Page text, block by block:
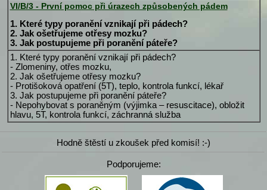
VI/B/3 - První pomoc při úrazech způsobených pádem
1. Které typy poranění vznikají při pádech?
2. Jak ošetřujeme otřesy mozku?
3. Jak postupujeme při poranění páteře?
1. Které typy poranění vznikají při pádech?
- Zlomeniny, otřes mozku,
2. Jak ošetřujeme otřesy mozku?
- Protišoková opatření (5T), teplo, kontrola funkcí, lékař
3. Jak postupujeme při poranění páteře?
- Nepohybovat s poraněným (výjimka – resuscitace), obložit
hlavu, 5T, kontrola funkcí, záchranná služba
Hodně štěstí u zkoušek před komisí! :-)
Podporujeme: